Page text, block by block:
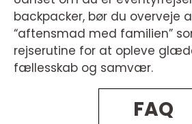
backpacker, bør du overveje
“aftensmad med familien”
rejserutine for at opleve
fællesskab og samvær.
FAQ